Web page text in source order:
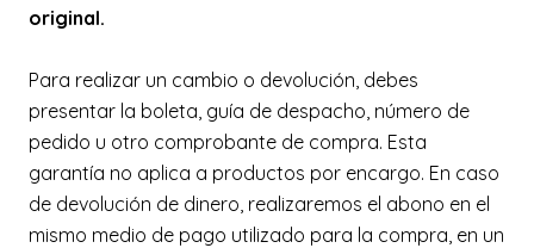
original.
Para realizar un cambio o devolución, debes
presentar la boleta, guía de despacho, número de
pedido u otro comprobante de compra. Esta
garantía no aplica a productos por encargo. En caso
de devolución de dinero, realizaremos el abono en el
mismo medio de pago utilizado para la compra, en un